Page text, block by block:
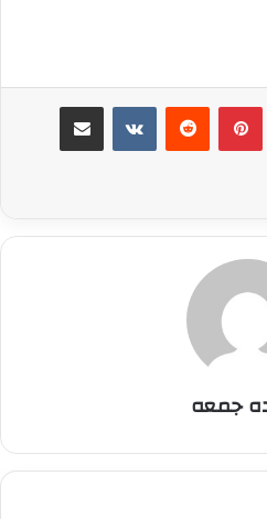
بينتيريست مشاركة عبر البريد
جمعه